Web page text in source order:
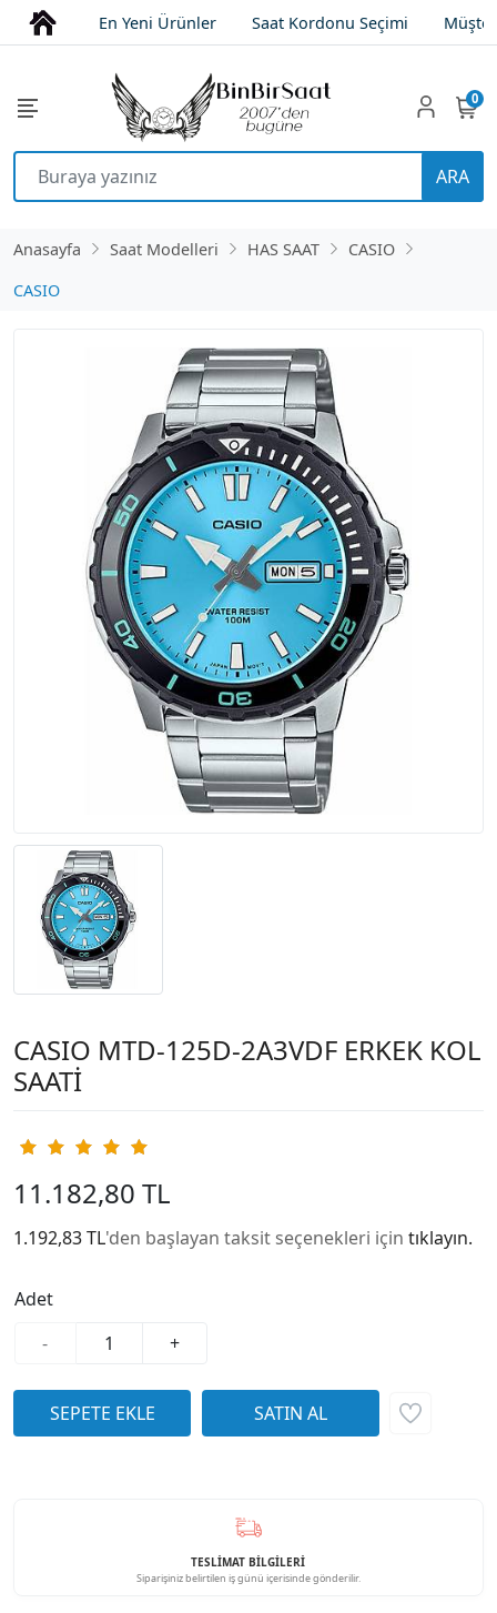
En Yeni Ürünler Saat Kordonu Seçimi
ARA
0
Anasayfa Saat Modelleri HAS SAAT
CASIO
CASIO
CASIO MTD-125D-2A3VDF ERKEK KOL
SAATİ
11.182,80 TL
1.192,83 TL'den başlayan taksit seçenekleri için tıklayın.
Adet
-
+
TESLİMAT BİLGİLERİ
Siparişiniz belirtilen iş günü içerisinde gönderilir.